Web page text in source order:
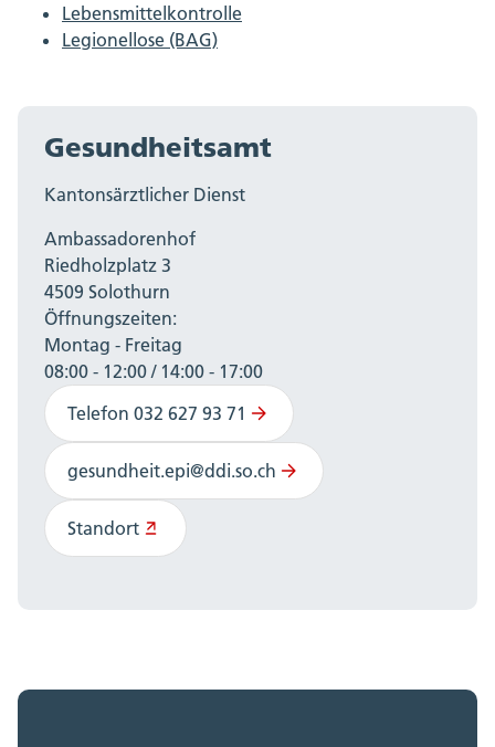
Lebensmittelkontrolle
Legionellose (BAG)
Gesundheitsamt
Kantonsärztlicher Dienst
Ambassadorenhof
Riedholzplatz 3
4509 Solothurn
Öffnungszeiten:
Montag - Freitag
08:00 - 12:00 / 14:00 - 17:00
Telefon 032 627 93 71
gesundheit.epi@ddi.so.ch
Standort